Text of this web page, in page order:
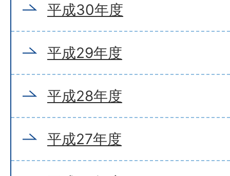
平成30年度
平成29年度
平成28年度
平成27年度